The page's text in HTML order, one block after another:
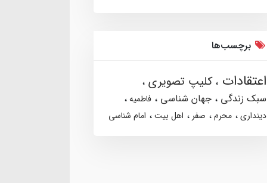
برچسب‌ها
اعتقادات کلیپ تصویری
سبک زندگی جهان شناسی
فاطمیه
دینداری
محرم صفر اهل بیت امام شناسی